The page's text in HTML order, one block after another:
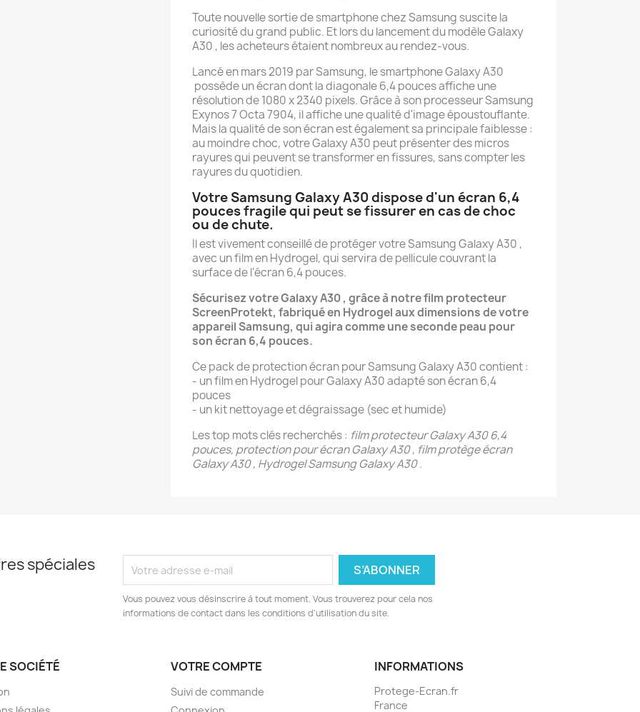
Toute nouvelle sortie de smartphone chez Samsung suscite la
curiosité du grand public. Et lors du lancement du modèle Galaxy
A30 , les acheteurs étaient nombreux au rendez-vous.
Lancé en mars 2019 par Samsung, le smartphone Galaxy A30
possède un écran dont la diagonale 6,4 pouces affiche une
résolution de 1080 x 2340 pixels. Grâce à son processeur Samsung
Exynos 7 Octa 7904, il affiche une qualité d'image époustouflante.
Mais la qualité de son écran est également sa principale faiblesse :
au moindre choc, votre Galaxy A30 peut présenter des micros
rayures qui peuvent se transformer en fissures, sans compter les
rayures du quotidien.
Votre Samsung Galaxy A30 dispose d'un écran 6,4
pouces fragile qui peut se fissurer en cas de choc
ou de chute.
Il est vivement conseillé de protéger votre Samsung Galaxy A30 ,
avec un film en Hydrogel, qui servira de pellicule couvrant la
surface de l'écran 6,4 pouces.
Sécurisez votre Galaxy A30 , grâce à notre film protecteur
ScreenProtekt, fabriqué en Hydrogel aux dimensions de votre
appareil Samsung, qui agira comme une seconde peau pour
son écran 6,4 pouces.
Ce pack de protection écran pour Samsung Galaxy A30 contient :
- un film en Hydrogel pour Galaxy A30 adapté son écran 6,4
pouces
- un kit nettoyage et dégraissage (sec et humide)
Les top mots clés recherchés : film protecteur Galaxy A30 6,4
pouces, protection pour écran Galaxy A30 , film protège écran
Galaxy A30 , Hydrogel Samsung Galaxy A30.
spéciales
Vous pouvez vous désinscrire à tout moment. Vous trouverez pour cela nos
informations de contact dans les conditions d'utilisation du site.
SOCIÉTÉ VOTRE COMPTE
Suivi de commande
INFORMATIONS
Protege-Ecran.fr
France